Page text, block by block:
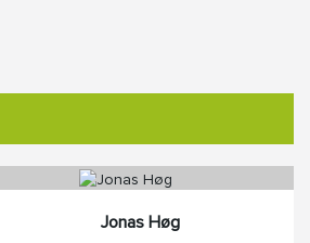
Jonas Høg